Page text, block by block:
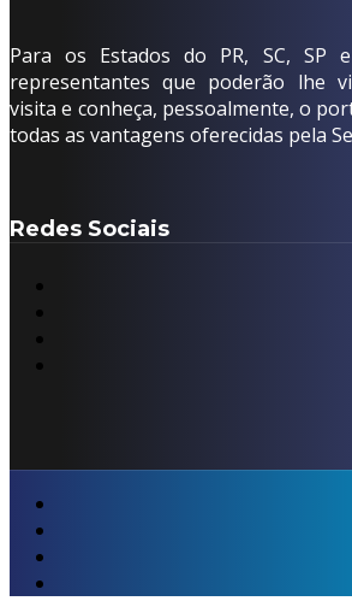
Para os Estados do PR, SC, SP
representantes que poderão lhe
visita e conheça, pessoalmente, o
todas as vantagens oferecidas pela
Redes Sociais